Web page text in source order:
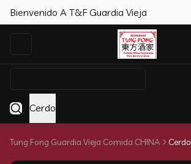
Bienvenido A T&F Guardia Vieja
Cerdo
Tung Fong Guardia Vieja Comida CHINA Cerdo